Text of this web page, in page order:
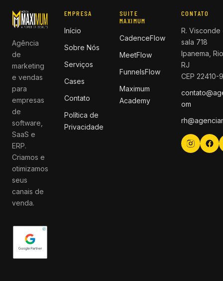
Agência
de
marketing
e vendas
para
empresas
de
software,
SaaS e
ERP.
Criamos e
otimizamos
seus
canais de
venda.
EMPRESA
Início
Sobre Nós
Serviços
Cases
Contato
Política de
Privacidade
SUITE
MAXIMUM
CadenceFlow
MeetFlow
FunnelsFlow
Maximum
Academy
CONTATO
R.
sala 718
Ipanema,
RJ
CEP 22410-
om